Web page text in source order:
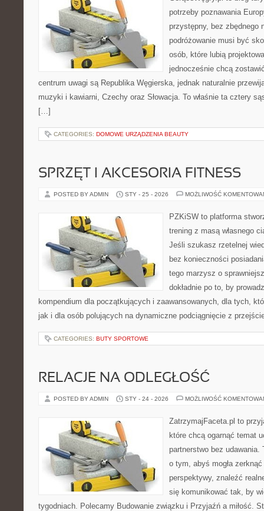
potrzeby poznawania
przystępny, bez zbędnego
podróżowanie musi być
osób, które lubią
jednocześnie chcą
centrum uwagi są Republika Węgierska, jednak naturalnie
muzyki i kawiarni, Czechy oraz Słowacja. To właśnie ta cztery
[…]
CATEGORIES: DOMOWE URZĄDZENIA BEAUTY
SPRZĘT I AKCESORIA FITNESS
POSTED BY ADMIN STY - 25 - 2026 MOŻLIWOŚĆ
PZKiSW to platforma
trening z masą własnego
Jeśli szukasz rzetelnej
bez konieczności
tego marzysz o
dokładnie po to, by
kompendium dla początkujących i zaawansowanych, dla tych,
jak i dla osób polujących na dynamiczne podciągnięcie z
CATEGORIES: BUTY SPORTOWE
RELACJE NA ODLEGŁOŚĆ
POSTED BY ADMIN STY - 24 - 2026 MOŻLIWOŚĆ
ZatrzymajFaceta.pl to
które chcą ogarnąć temat
partnerstwo bez udawania.
o tym, abyś mogła
perspektywy, znaleźć
się komunikować tak, by
tygodniach. Polecamy Budowanie związku i Przyjaźń a miłość.